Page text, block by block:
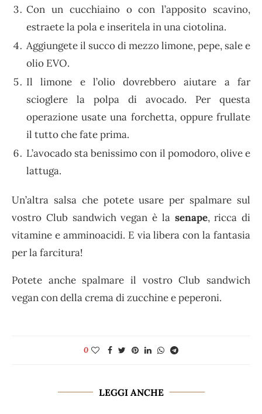
Con un cucchiaino o con l’apposito scavino,
estraete la pola e inseritela in una ciotolina.
Aggiungete il succo di mezzo limone, pepe, sale e
olio EVO.
Il limone e l’olio dovrebbero aiutare a far
scioglere la polpa di avocado. Per questa
operazione usate una forchetta, oppure frullate
il tutto che fate prima.
L’avocado sta benissimo con il pomodoro, olive e
lattuga.
Un’altra salsa che potete usare per spalmare sul
vostro Club sandwich vegan è la senape, ricca di
vitamine e amminoacidi. E via libera con la fantasia
per la farcitura!
Potete anche spalmare il vostro Club sandwich
vegan con della crema di zucchine e peperoni.
0
LEGGI ANCHE